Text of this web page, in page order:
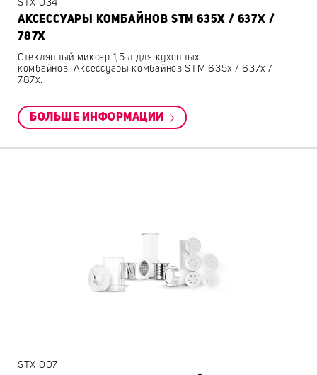
STX 034
АКСЕССУАРЫ КОМБАЙНОВ STM 635X / 637X /
787X
Стеклянный миксер 1,5 л для кухонных
комбайнов. Аксессуары комбайнов STM 635x / 637x /
787x.
БОЛЬШЕ ИНФОРМАЦИИ
STX 007